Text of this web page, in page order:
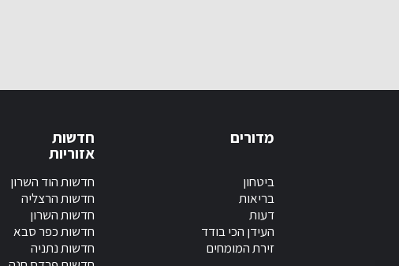
מדורים
ביטחון
בריאות
דעות
העידן הכי בודד
זירת המומחים
חדשות
אזוריות
חדשות הוד השרון
חדשות הרצליה
חדשות השרון
חדשות כפר סבא
חדשות נתניה